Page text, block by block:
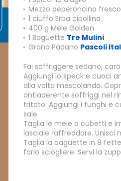
Mezzo peperoncino fresco
1 ciuffo Erba cipollina
400 g Mele Golden
1 Baguette Tre Mulini
Grana Padano Pascoli
Fai soffriggere sedano,
Aggiungi lo speck e cuoci
alla volta mescolando.
antiaderente soffriggi nel
tritato. Aggiungi i funghi e
sale.
Taglia le mele a cubetti e
lasciale raffreddare. Unisci
Taglia la baguette in 8
farlo sciogliere. Servi la